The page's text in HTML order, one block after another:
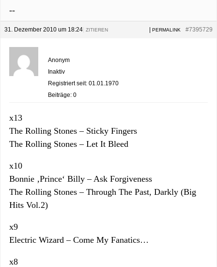
--
31. Dezember 2010 um 18:24 #7395729
PERMALINK
ZITIEREN
Anonym
Inaktiv
Registriert seit: 01.01.1970
Beiträge: 0
x13
The Rolling Stones – Sticky Fingers
The Rolling Stones – Let It Bleed
x10
Bonnie ‚Prince‘ Billy – Ask Forgiveness
The Rolling Stones – Through The Past, Darkly (Big
Hits Vol.2)
x9
Electric Wizard – Come My Fanatics…
x8